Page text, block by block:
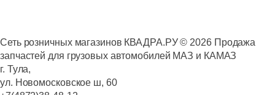
Сеть розничных магазинов КВАДРА.РУ © 2026Продажа
запчастей для грузовых автомобилей МАЗ и КАМАЗ
г. Тула,
ул. Новомосковское ш, 60